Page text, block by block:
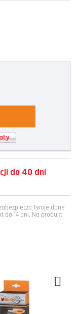
do 40 dni
Twoje dane
do 14 dni. Na produkt